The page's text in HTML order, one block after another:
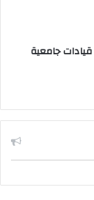
جامعية